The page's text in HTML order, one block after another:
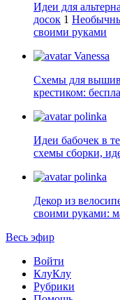
Идеи для
досок 1
своими руками
Vanessa
Схемы для
крестиком:
polinka
Идеи бабочек в
схемы сборки,
polinka
Декор из
своими руками:
Весь эфир
Войти
КлуКлу
Рубрики